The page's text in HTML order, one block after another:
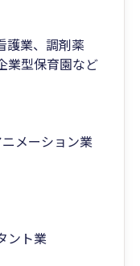
護業、調剤薬
業型保育園など
メーション業
ント業